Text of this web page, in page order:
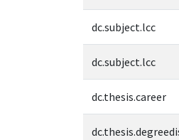
dc.subject.lcc
dc.subject.lcc
dc.thesis.career